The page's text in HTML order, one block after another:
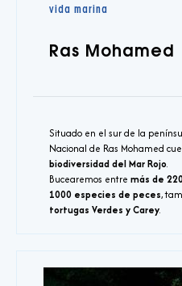
vida marina
Ras Mohamed
Situado en el sur de la
Nacional de Ras Mohamed
biodiversidad del Mar Rojo.
Bucearemos entre más de
1000 especies de peces,
tortugas Verdes y Carey.